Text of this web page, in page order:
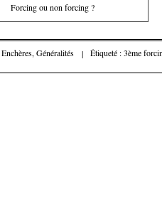
Forcing ou non forcing ?
Enchères, Généralités | Étiqueté :3ème